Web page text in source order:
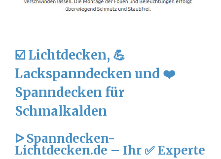
☑️ Lichtdecken, 💪
Lackspanndecken und ❤️
Spanndecken für
Schmalkalden
ᐅ Spanndecken-
Lichtdecken.de – Ihr ✅ Experte